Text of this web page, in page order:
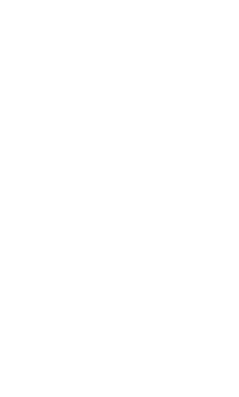
odhlásenie do 11:00 hodín),
zadarmo. Izbový servis je za
oblasť za poplatok. Sauna prípadne za
Niektoré služby sú závislé od
za poplatok), minibarom (prípadne
za poplatok), minibarom (prípadne